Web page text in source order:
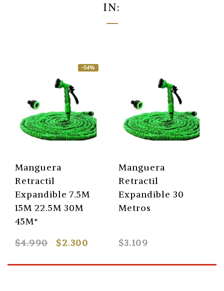
IN:
-54%
Manguera
Retractil
Expandible 7.5M
15M 22.5M 30M
45M*
$4.990
$2.300
Manguera
Retractil
Expandible 30
Metros
$3.109